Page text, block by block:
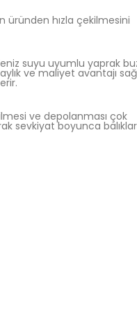
üründen hızla çekilmesini
suyu uyumlu yaprak
ve maliyet avantajı
ve depolanması çok
sevkiyat boyunca